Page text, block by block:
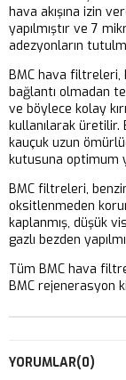
hava akışına izin
yapılmıştır ve 7
adezyonların
BMC hava filtreleri,
bağlantı olmadan
ve böylece kolay
kullanılarak
kauçuk uzun
kutusuna optimum
BMC filtreleri,
oksitlenmeden
kaplanmış, düşük
gazlı bezden
Tüm BMC hava
BMC rejenerasyon
YORUMLAR(0)